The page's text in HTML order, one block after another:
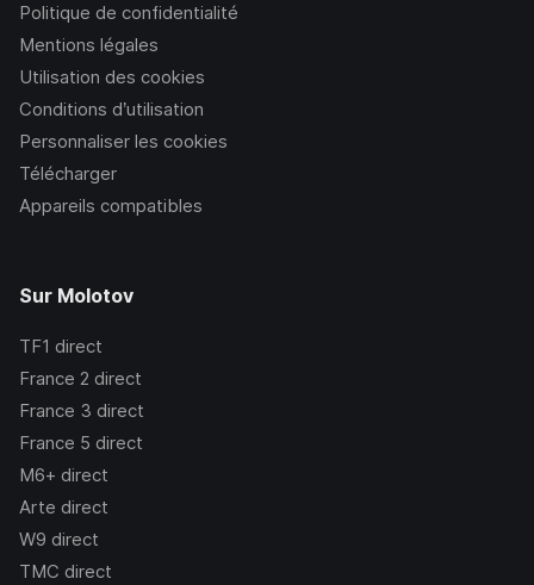
Politique de confidentialité
Mentions légales
Utilisation des cookies
Conditions d’utilisation
Personnaliser les cookies
Télécharger
Appareils compatibles
Sur Molotov
TF1 direct
France 2 direct
France 3 direct
France 5 direct
M6+ direct
Arte direct
W9 direct
TMC direct